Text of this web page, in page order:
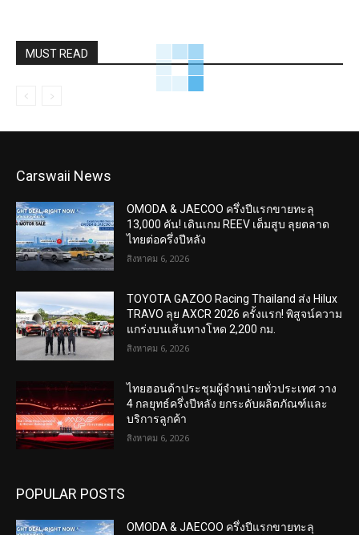
MUST READ
Carswaii News
OMODA & JAECOO ครึ่งปีแรกขายทะลุ
13,000 คัน! เดินเกม REEV เต็มสูบ ลุยตลาด
ไทยต่อครึ่งปีหลัง
สิงหาคม 6, 2026
TOYOTA GAZOO Racing Thailand ส่ง Hilux
TRAVO ลุย AXCR 2026 ครั้งแรก! พิสูจน์ความ
แกร่งบนเส้นทางโหด 2,200 กม.
สิงหาคม 6, 2026
ไทยฮอนด้าประชุมผู้จำหน่ายทั่วประเทศ วาง
4 กลยุทธ์ครึ่งปีหลัง ยกระดับผลิตภัณฑ์และ
บริการลูกค้า
สิงหาคม 6, 2026
POPULAR POSTS
OMODA & JAECOO ครึ่งปีแรกขายทะลุ